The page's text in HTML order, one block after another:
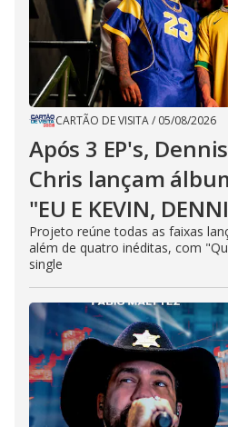
CARTÃO DE VISITA/ 05/08/2026
Após 3 EP's,
Chris lançam
"EU E KEVIN,
Projeto reúne todas as faixas
além de quatro inéditas, com
single